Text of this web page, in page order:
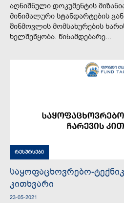
აღნიშნული დოკუმენტის
მინიმალური სტანდარტების
შინმოვლის მომსახურების
ხელშეწყობა. წინამდებარე...
რესურსები
საყოფაცხოვრებო-
კითხვარი
23-05-2021